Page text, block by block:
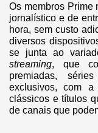
Os membros Prime
jornalístico e de
hora, sem custo
diversos
se junta ao
streaming, que
premiadas,
exclusivos, com
clássicos e títulos
de canais que